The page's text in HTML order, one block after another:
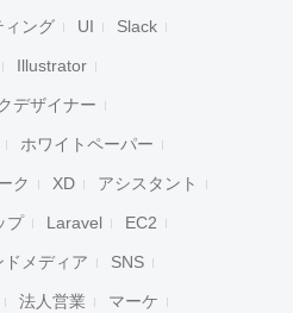
ィング UI Slack
Illustrator
デザイナー
ホワイトペーパー
ク XD アシスタント
プ Laravel EC2
ドメディア SNS
法人営業 マーケ